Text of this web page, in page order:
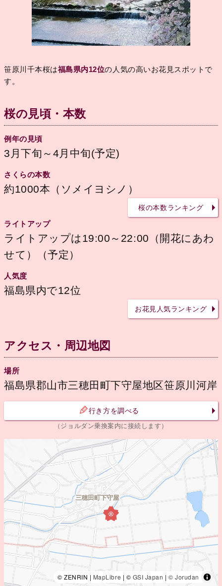
笹原川千本桜は福島県内12位の人気の高いお花見スポットで
す。
桜の見頃・本数
例年の見頃
3月下旬～4月中旬(予定)
さくらの本数
約1000本（ソメイヨシノ）
桜の本数ランキング
ライトアップ
ライトアップは19:00～22:00（開花にあわ
せて）（予定）
人気度
福島県内で12位
お花見人気ランキング
アクセス・周辺地図
場所
福島県郡山市三穂田町下守屋地区笹原川河岸
行き方を調べる
（ジョルダン乗換案内に接続します）
© ZENRIN | MapLibre | © GSI Japan |© Jorudan